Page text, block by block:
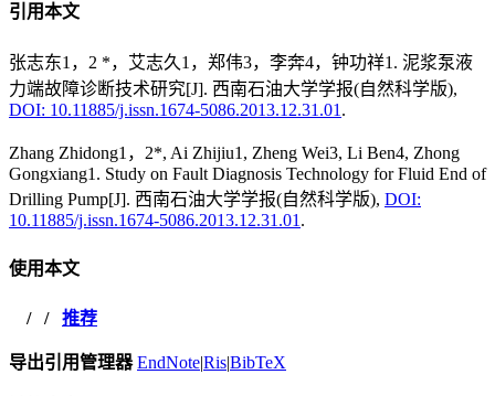
引用本文
张志东1，2 *，艾志久1，郑伟3，李奔4，钟功祥1. 泥浆泵液
力端故障诊断技术研究[J]. 西南石油大学学报(自然科学版),
DOI: 10.11885/j.issn.1674-5086.2013.12.31.01 .
Zhang Zhidong1，2*, Ai Zhijiu1, Zheng Wei3, Li Ben4, Zhong
Gongxiang1. Study on Fault Diagnosis Technology for Fluid End of
Drilling Pump[J]. 西南石油大学学报(自然科学版), DOI:
10.11885/j.issn.1674-5086.2013.12.31.01 .
使用本文
/ / 推荐
导出引用管理器 EndNote|Ris|BibTeX